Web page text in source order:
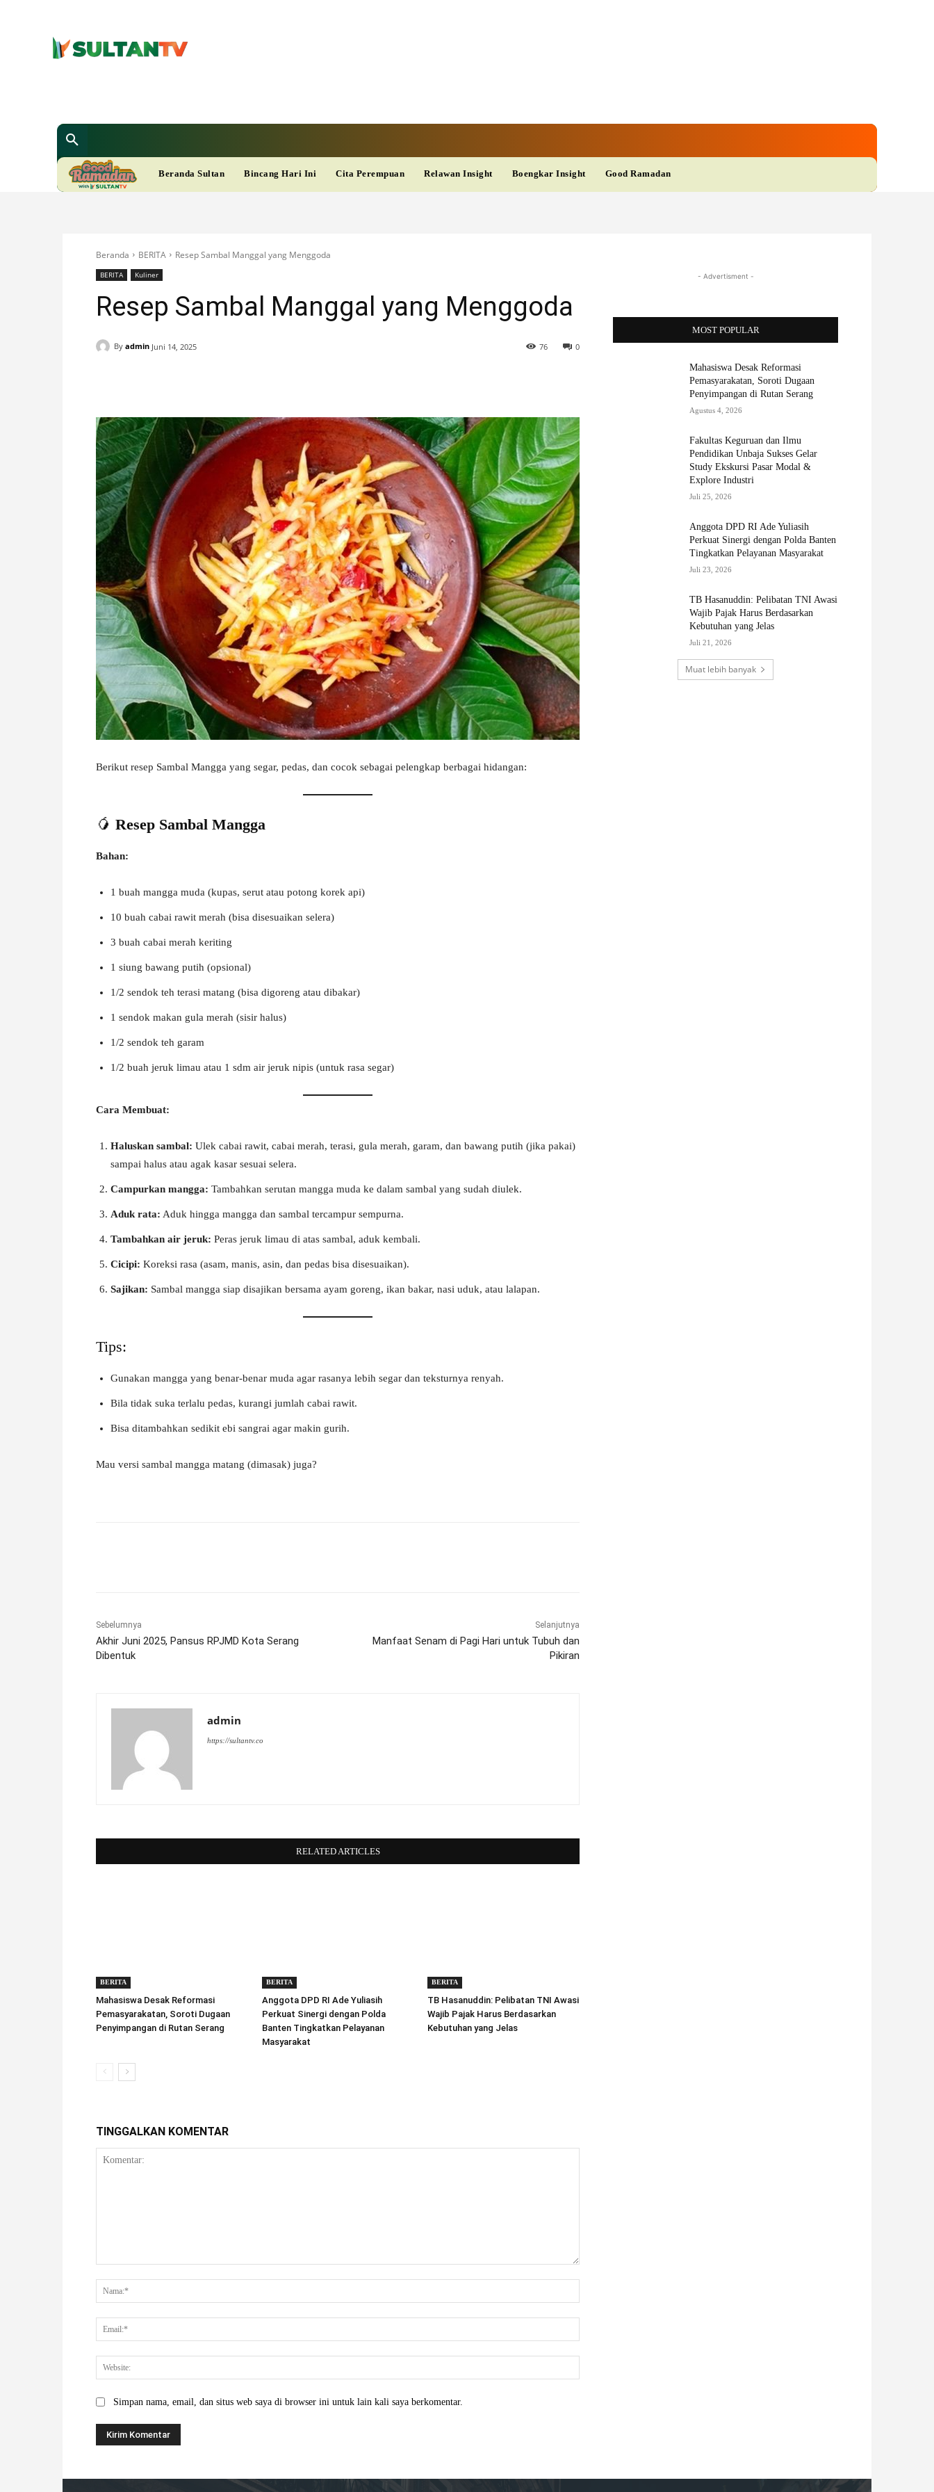
A
D
I
M
E
W
Beranda Sultan Bincang Hari Ini Cita Perempuan Relawan Insight Boengkar Insight Good Ramadan
Beranda BERITA Resep Sambal Manggal yang Menggoda
BERITA Kuliner
Resep Sambal Manggal yang Menggoda
By admin Juni 14, 2025 0
76
Berikut resep Sambal Mangga yang segar, pedas, dan cocok sebagai pelengkap berbagai hidangan:
🥭 Resep Sambal Mangga
Bahan:
1 buah mangga muda (kupas, serut atau potong korek api)
10 buah cabai rawit merah (bisa disesuaikan selera)
3 buah cabai merah keriting
1 siung bawang putih (opsional)
1/2 sendok teh terasi matang (bisa digoreng atau dibakar)
1 sendok makan gula merah (sisir halus)
1/2 sendok teh garam
1/2 buah jeruk limau atau 1 sdm air jeruk nipis (untuk rasa segar)
Cara Membuat:
Haluskan sambal: Ulek cabai rawit, cabai merah, terasi, gula merah, garam, dan bawang putih (jika pakai)
sampai halus atau agak kasar sesuai selera.
Campurkan mangga: Tambahkan serutan mangga muda ke dalam sambal yang sudah diulek.
Aduk rata: Aduk hingga mangga dan sambal tercampur sempurna.
Tambahkan air jeruk: Peras jeruk limau di atas sambal, aduk kembali.
Cicipi: Koreksi rasa (asam, manis, asin, dan pedas bisa disesuaikan).
Sajikan: Sambal mangga siap disajikan bersama ayam goreng, ikan bakar, nasi uduk, atau lalapan.
Tips:
Gunakan mangga yang benar-benar muda agar rasanya lebih segar dan teksturnya renyah.
Bila tidak suka terlalu pedas, kurangi jumlah cabai rawit.
Bisa ditambahkan sedikit ebi sangrai agar makin gurih.
Mau versi sambal mangga matang (dimasak) juga?
Sebelumnya
Akhir Juni 2025, Pansus RPJMD Kota Serang
Dibentuk
Selanjutnya
Manfaat Senam di Pagi Hari untuk Tubuh dan
Pikiran
admin
https://sultantv.co
RELATED ARTICLES
BERITA
Mahasiswa Desak Reformasi
Pemasyarakatan, Soroti Dugaan
Penyimpangan di Rutan Serang
BERITA
Anggota DPD RI Ade Yuliasih
Perkuat Sinergi dengan Polda
Banten Tingkatkan Pelayanan
Masyarakat
BERITA
TB Hasanuddin: Pelibatan TNI Awasi
Wajib Pajak Harus Berdasarkan
Kebutuhan yang Jelas
TINGGALKAN KOMENTAR
Simpan nama, email, dan situs web saya di browser ini untuk lain kali saya berkomentar.
- Advertisment -
MOST POPULAR
Mahasiswa Desak Reformasi
Pemasyarakatan, Soroti Dugaan
Penyimpangan di Rutan Serang
Agustus 4, 2026
Fakultas Keguruan dan Ilmu
Pendidikan Unbaja Sukses Gelar
Study Ekskursi Pasar Modal &
Explore Industri
Juli 25, 2026
Anggota DPD RI Ade Yuliasih
Perkuat Sinergi dengan Polda Banten
Tingkatkan Pelayanan Masyarakat
Juli 23, 2026
TB Hasanuddin: Pelibatan TNI Awasi
Wajib Pajak Harus Berdasarkan
Kebutuhan yang Jelas
Juli 21, 2026
Muat lebih banyak